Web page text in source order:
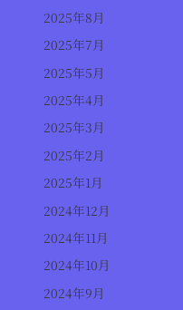
2025年8月
2025年7月
2025年5月
2025年4月
2025年3月
2025年2月
2025年1月
2024年12月
2024年11月
2024年10月
2024年9月